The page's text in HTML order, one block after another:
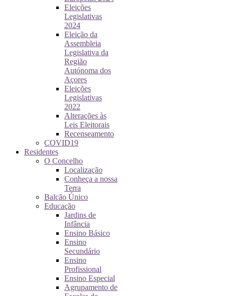
Eleições
Legislativas
2024
Eleição da
Assembleia
Legislativa da
Região
Autónoma dos
Açores
Eleições
Legislativas
2022
Alterações às
Leis Eleitorais
Recenseamento
COVID19
Residentes
O Concelho
Localização
Conheça a nossa
Terra
Balcão Único
Educação
Jardins de
Infância
Ensino Básico
Ensino
Secundário
Ensino
Profissional
Ensino Especial
Agrupamento de